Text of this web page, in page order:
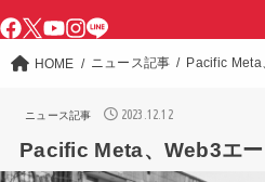
HOME ニュース記事 Pacific Meta
ニュース記事 2023.12.12
Pacific Meta、Web3エー